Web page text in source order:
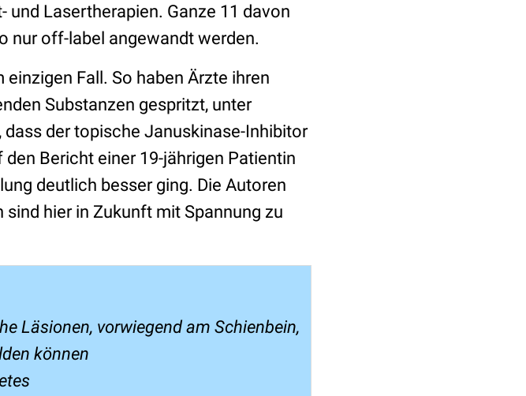
Lasertherapien. Ganze 11 davon
nur off-label angewandt werden.
Fall. So haben Ärzte ihren
Substanzen gespritzt, unter
der topische Januskinase-Inhibitor
Bericht einer 19-jährigen Patientin
deutlich besser ging. Die Autoren
hier in Zukunft mit Spannung zu
Läsionen, vorwiegend am Schienbein,
können